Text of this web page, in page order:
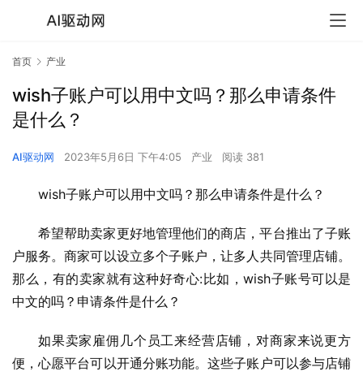
首页 产业
wish子账户可以用中文吗？那么申请条件
是什么？
AI驱动网 2023年5月6日 下午4:05 产业 阅读 381
wish子账户可以用中文吗？那么申请条件是什么？
希望帮助卖家更好地管理他们的商店，平台推出了子账
户服务。商家可以设立多个子账户，让多人共同管理店铺。
那么，有的卖家就有这种好奇心:比如，wish子账号可以是
中文的吗？申请条件是什么？
如果卖家雇佣几个员工来经营店铺，对商家来说更方
便，心愿平台可以开通分账功能。这些子账户可以参与店铺